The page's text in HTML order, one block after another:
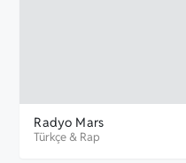
Radyo Mars
Türkçe& Rap